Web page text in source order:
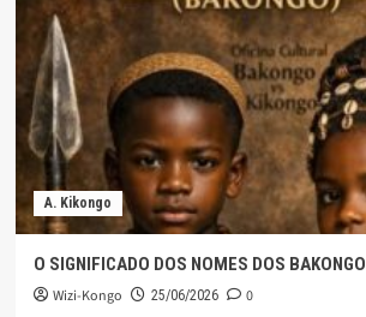
A. Kikongo
O SIGNIFICADO DOS NOMES DOS BAKONGO
Wizi-Kongo 25/06/2026 0